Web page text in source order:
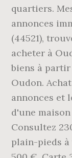
quartiers.
annonces
(44521),
acheter à
biens à
Oudon.
annonces et
d'une
Consultez
plain-pieds à